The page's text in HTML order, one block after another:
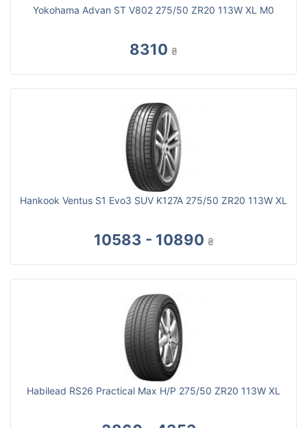
Yokohama Advan ST V802 275/50 ZR20 113W XL M0
8310 ₴
Hankook Ventus S1 Evo3 SUV K127A 275/50 ZR20 113W XL
10583 - 10890 ₴
Habilead RS26 Practical Max H/P 275/50 ZR20 113W XL